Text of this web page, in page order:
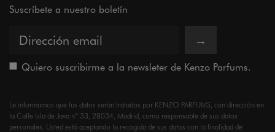
Suscríbete a nuestro boletín
→
Quiero suscribirme a la newsleter de Kenzo Parfums.
Le informamos que tus datos serán tratados por KENZO PARFUMS, con dirección en
la Calle Isla de Java nº 33, 28034, Madrid, como responsable de sus datos
personales. Usted está aceptando la recogida de sus datos con la finalidad de